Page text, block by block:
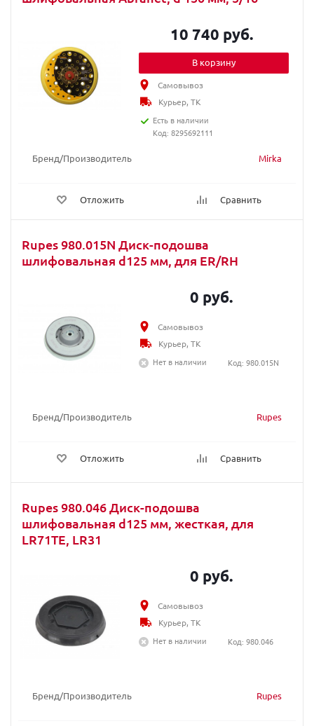
Бренд/Производитель Mirka
Отложить Сравнить
10 740 руб.
В корзину
Самовывоз
Курьер, ТК
Есть в наличии
Код: 8295692111
Rupes 980.015N Диск-подошва
шлифовальная d125 мм, для ER/RH
Бренд/Производитель Rupes
Отложить Сравнить
0 руб.
Самовывоз
Курьер, ТК
Нет в наличии
Код: 980.015N
Rupes 980.046 Диск-подошва
шлифовальная d125 мм, жесткая, для
LR71TE, LR31
Бренд/Производитель Rupes
0 руб.
Самовывоз
Курьер, ТК
Нет в наличии
Код: 980.046